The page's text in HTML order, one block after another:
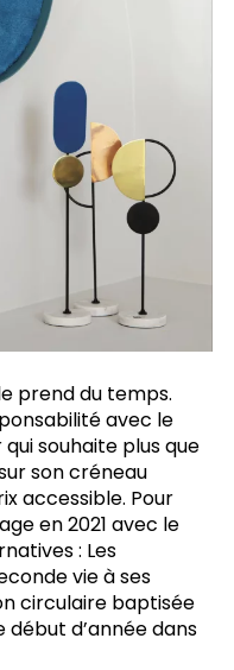
prend du temps.
avec le
souhaite plus que
son créneau
accessible. Pour
en 2021 avec le
: Les
vie à ses
circulaire baptisée
début d’année dans